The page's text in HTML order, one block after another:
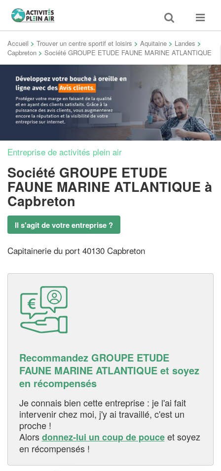
Toggle
search
Toggle
Accueil > Trouver un centre sportif et loisirs > Aquitaine > Landes >
Capbreton > Société GROUPE ETUDE FAUNE MARINE ATLANTIQUE
Entreprise de activités plein air
Société GROUPE ETUDE
FAUNE MARINE ATLANTIQUE à
Capbreton
Il s'agit de votre entreprise ?
Capitainerie du port 40130 Capbreton
Recommandez GROUPE ETUDE
FAUNE MARINE ATLANTIQUE et soyez
en récompensés
Je connais bien cette entreprise : je l'ai fait
intervenir chez moi, j'y ai travaillé, c'est un
proche !
Alorsdonnez-lui un coup de pouceet soyez
en récompensés !